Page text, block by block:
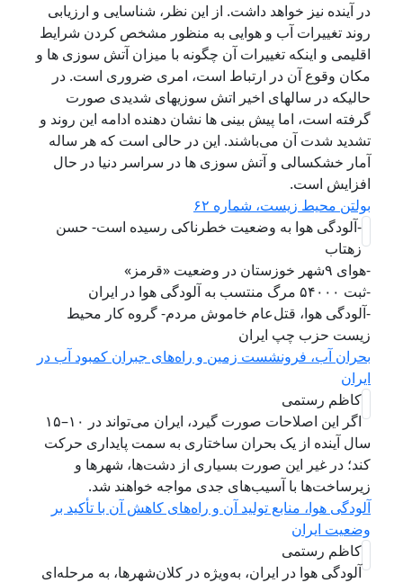
در آینده نیز خواهد داشت. از این نظر، شناسایی و ارزیابی
روند تغییرات آب و هوایی به منظور مشخص کردن شرایط
اقلیمی و اینکه تغییرات آن چگونه با میزان آتش سوزی ها و
مکان وقوع آن در ارتباط است، امری ضروری است. در
حالیکه در سالهای اخیر اتش سوزیهای شدیدی صورت
گرفته است، اما پیش بینی ها نشان دهنده ادامه این روند و
تشدید شدت آن می‌باشند. این در حالی است که هر ساله
آمار خشکسالی و آتش سوزی ها در سراسر دنیا در حال
افزایش است.
بولتن محیط زیست، شماره ۶۲
-آلودگی هوا به وضعیت خطرناکی رسیده است- حسن
زهتاب
-هوای ۹شهر خوزستان در وضعیت «قرمز»
-ثبت ۵۴۰۰۰ مرگ منتسب به آلودگی هوا در ایران
-آلودگی هوا، قتل‌عام خاموش مردم- گروه کار محیط
زیست حزب چپ ایران
بحران آب، فرونشست زمین و راه‌های جبران کمبود آب در
ایران
کاظم رستمی
اگر این اصلاحات صورت گیرد، ایران می‌تواند در ۱۰–۱۵
سال آینده از یک بحران ساختاری به سمت پایداری حرکت
کند؛ در غیر این صورت بسیاری از دشت‌ها، شهرها و
زیرساخت‌ها با آسیب‌های جدی مواجه خواهند شد.
آلودگی هوا، منابع تولید آن و راه‌های کاهش آن با تأکید بر
وضعیت ایران
کاظم رستمی
آلودگی هوا در ایران، به‌ویژه در کلان‌شهرها، به مرحله‌ای